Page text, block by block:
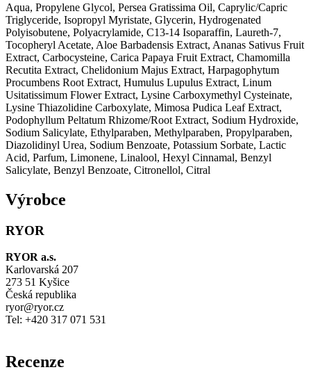
Aqua, Propylene Glycol, Persea Gratissima Oil, Caprylic/Capric
Triglyceride, Isopropyl Myristate, Glycerin, Hydrogenated
Polyisobutene, Polyacrylamide, C13-14 Isoparaffin, Laureth-7,
Tocopheryl Acetate, Aloe Barbadensis Extract, Ananas Sativus Fruit
Extract, Carbocysteine, Carica Papaya Fruit Extract, Chamomilla
Recutita Extract, Chelidonium Majus Extract, Harpagophytum
Procumbens Root Extract, Humulus Lupulus Extract, Linum
Usitatissimum Flower Extract, Lysine Carboxymethyl Cysteinate,
Lysine Thiazolidine Carboxylate, Mimosa Pudica Leaf Extract,
Podophyllum Peltatum Rhizome/Root Extract, Sodium Hydroxide,
Sodium Salicylate, Ethylparaben, Methylparaben, Propylparaben,
Diazolidinyl Urea, Sodium Benzoate, Potassium Sorbate, Lactic
Acid, Parfum, Limonene, Linalool, Hexyl Cinnamal, Benzyl
Salicylate, Benzyl Benzoate, Citronellol, Citral
Výrobce
RYOR
RYOR a.s.
Karlovarská 207
273 51 Kyšice
Česká republika
ryor@ryor.cz
Tel: +420 317 071 531
Recenze